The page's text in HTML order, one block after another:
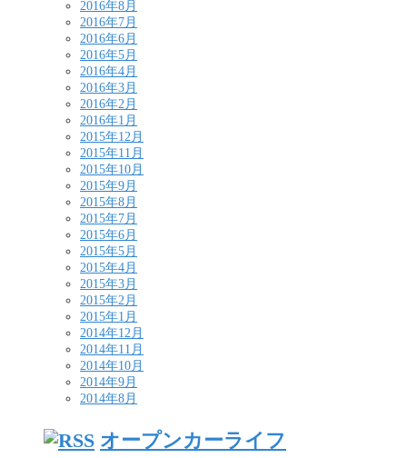
2016年8月
2016年7月
2016年6月
2016年5月
2016年4月
2016年3月
2016年2月
2016年1月
2015年12月
2015年11月
2015年10月
2015年9月
2015年8月
2015年7月
2015年6月
2015年5月
2015年4月
2015年3月
2015年2月
2015年1月
2014年12月
2014年11月
2014年10月
2014年9月
2014年8月
オープンカーライフ